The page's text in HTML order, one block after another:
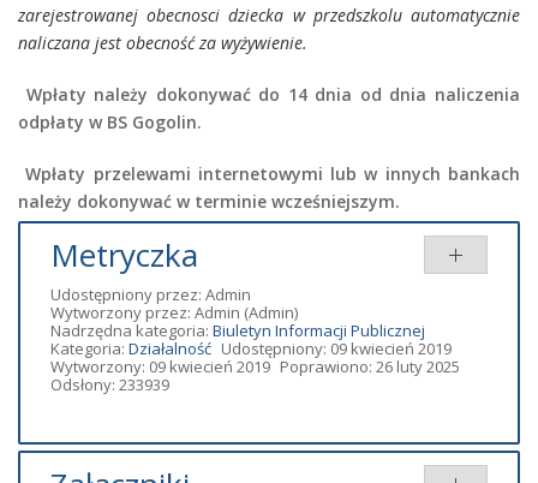
zarejestrowanej obecnosci dziecka w przedszkolu automatycznie
naliczana jest obecność za wyżywienie.
Wpłaty należy dokonywać do 14 dnia od dnia naliczenia
odpłaty w BS Gogolin.
Wpłaty przelewami internetowymi lub w innych bankach
należy dokonywać w terminie wcześniejszym.
Metryczka
Udostępniony przez: Admin
Wytworzony przez: Admin (Admin)
Nadrzędna kategoria: Biuletyn Informacji Publicznej
Kategoria: Działalność Udostępniony: 09 kwiecień 2019
Wytworzony: 09 kwiecień 2019 Poprawiono: 26 luty 2025
Odsłony: 233939